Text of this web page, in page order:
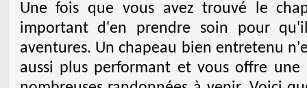
Une fois que vous avez trouvé le
important d'en prendre soin pour
aventures. Un chapeau bien entretenu
aussi plus performant et vous offre